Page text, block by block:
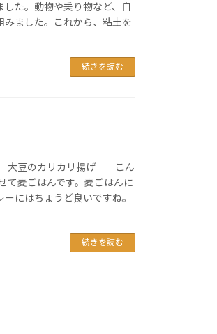
た。動物や乗り物など、自
ました。これから、粘土を
続きを読む
大豆のカリカリ揚げ こん
て麦ごはんです。麦ごはんに
にはちょうど良いですね。
続きを読む